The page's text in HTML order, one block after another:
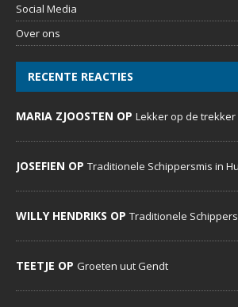
Social Media
Over ons
RECENTE REACTIES
MARIA ZJOOSTEN OP Lekker op de
JOSEFIEN OP Traditionele Schippersmis in
WILLY HENDRIKS OP Traditionele
TEETJE OP Groeten uut Gendt